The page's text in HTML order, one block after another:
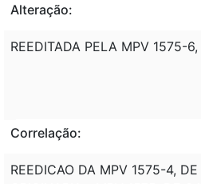
Alteração:
REEDITADA PELA MPV 1575-
Correlação:
REEDICAO DA MPV 1575-4,